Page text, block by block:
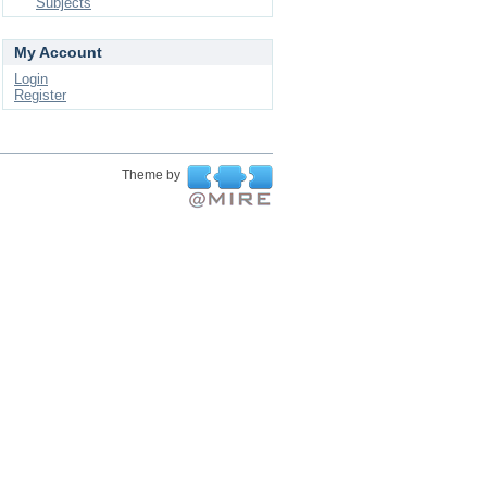
My Account
Login
Register
Theme by